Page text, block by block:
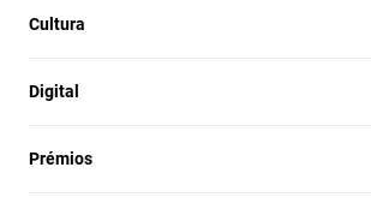
Cultura
Digital
Prémios